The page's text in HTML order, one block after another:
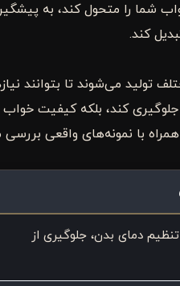
شما را متحول کند، به
کند.
می‌شوند تا بتوانند
جلوگیری کند، بلکه کیفیت
با نمونه‌های واقعی
دمای بدن، جلوگیری از